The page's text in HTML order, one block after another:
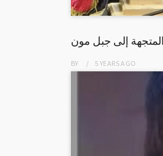
إلى جبل مون
BY 5 YEARSAGO